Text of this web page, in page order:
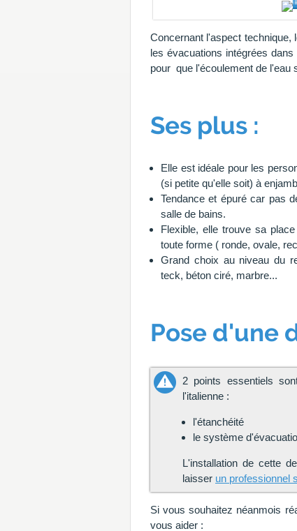
Concernant l'aspect technique,
les évacuations intégrées
pour que l'écoulement de l'eau
Ses plus :
Elle est idéale pour les
(si petite qu'elle soit) à
Tendance et épuré car pas
salle de bains.
Flexible, elle trouve sa
toute forme ( ronde, ovale,
Grand choix au niveau du
teck, béton ciré, marbre...
Pose d'une
2 points essentiels
l'italienne :
l'étanchéité
le système
L'installation de cette
laisser un professionnel
Si vous souhaitez néanmois
vous aider :